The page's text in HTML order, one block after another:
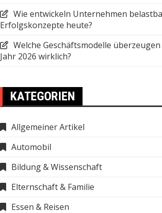
Wie entwickeln Unternehmen
Erfolgskonzepte heute?
Welche Geschäftsmodelle überzeugen
Jahr 2026 wirklich?
KATEGORIEN
Allgemeiner Artikel
Automobil
Bildung & Wissenschaft
Elternschaft & Familie
Essen & Reisen